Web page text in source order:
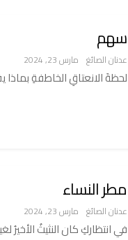
سهم
عدنان الصائغ مارس 23, 2024
لحظةَ الانعتاقِ الخاطفةِ
مطر النساء
عدنان الصائغ مارس 23, 2024
في انتظاركِ كان النثيثُ الأخيرُ